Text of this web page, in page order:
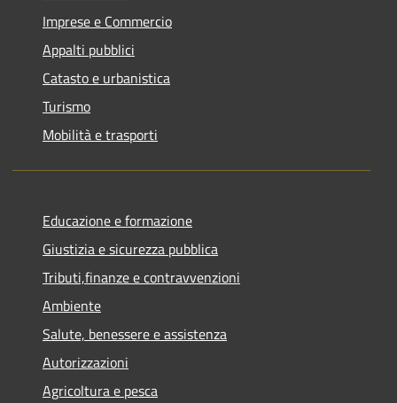
Imprese e Commercio
Appalti pubblici
Catasto e urbanistica
Turismo
Mobilità e trasporti
Educazione e formazione
Giustizia e sicurezza pubblica
Tributi,finanze e contravvenzioni
Ambiente
Salute, benessere e assistenza
Autorizzazioni
Agricoltura e pesca